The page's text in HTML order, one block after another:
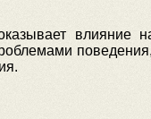
влияние